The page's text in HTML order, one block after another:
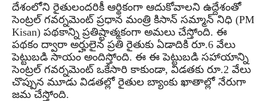
దేశంలోని రైతులందరికీ ఆర్థికంగా ఆదుకోవాలని ఉద్దేశంతో
సెంట్రల్ గవర్నమెంట్ ప్రధాన మంత్రి కిసాన్ సమ్మాన్ నిధి (PM
Kisan) పథకాన్ని ప్రతిష్టాత్మకంగా అమలు చేస్తోంది. ఈ
పథకం ద్వారా అర్హులైన ప్రతి రైతుకు ఏడాదికి రూ.6 వేలు
పెట్టుబడి సాయం అందిస్తోంది. ఈ ఈ పెట్టుబడి సహాయాన్ని
సెంట్రల్ గవర్నమెంట్ ఒకేసారి కాకుండా, విడతకు రూ.2 వేలు
చొప్పున మూడు విడతల్లో రైతుల బ్యాంకు ఖాతాల్లో నేరుగా
జమ చేస్తోంది.